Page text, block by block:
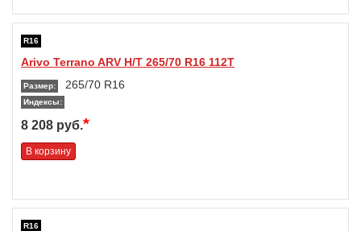
R16
Arivo Terrano ARV H/T 265/70 R16 112T
Размер: 265/70 R16
Индексы:
8 208 руб.*
В корзину
R16